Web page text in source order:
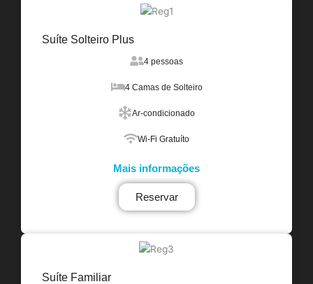
Suíte Solteiro Plus
4 pessoas
4 Camas de Solteiro
Ar-condicionado
Wi-Fi Gratuíto
Mais informações
Reservar
Suíte Familiar